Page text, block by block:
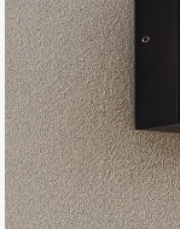
gallery